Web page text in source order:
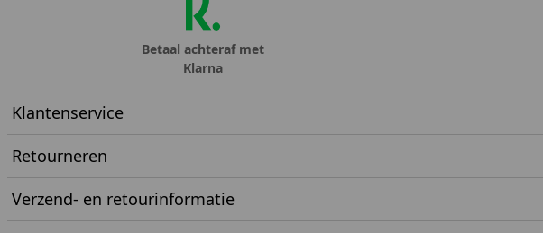
Betaal achteraf met
Klarna
Klantenservice
Retourneren
Verzend- en retourinformatie